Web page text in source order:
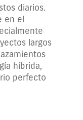
diarios.
en el
largos
híbrida,
perfecto